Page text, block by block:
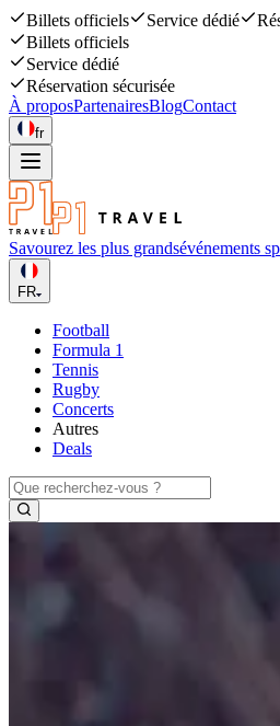
Billets officiels Service dédié
Billets officiels
Service dédié
Réservation sécurisée
À proposPartenairesBlogContact
fr
Savourez les plus grandsévénements
FR
Football
Formula 1
Tennis
Rugby
Concerts
Autres
Deals